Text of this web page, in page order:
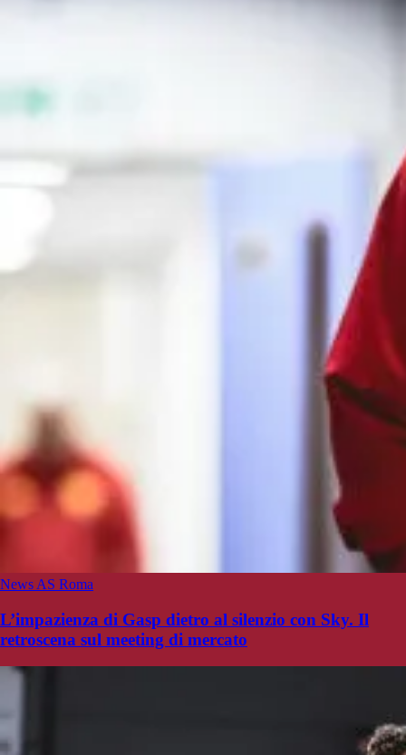
News AS Roma
L’impazienza di Gasp dietro al silenzio con Sky. Il
retroscena sul meeting di mercato